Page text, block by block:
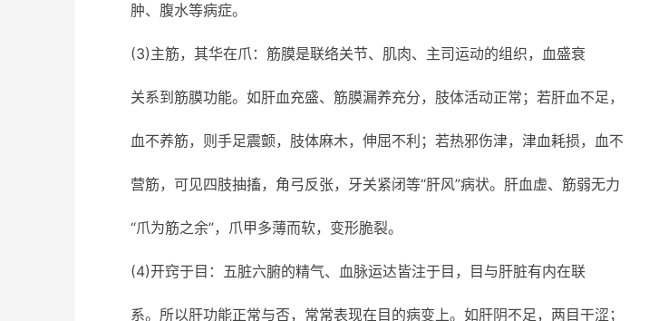
肿、腹水等病症。
(3)主筋，其华在爪：筋膜是联络关节、肌肉、主司运动的组织，血盛衰
关系到筋膜功能。如肝血充盛、筋膜漏养充分，肢体活动正常；若肝血不足，
血不养筋，则手足震颤，肢体麻木，伸屈不利；若热邪伤津，津血耗损，血不
营筋，可见四肢抽搐，角弓反张，牙关紧闭等“肝风”病状。肝血虚、筋弱无力
“爪为筋之余”，爪甲多薄而软，变形脆裂。
(4)开窍于目：五脏六腑的精气、血脉运达皆注于目，目与肝脏有内在联
系。所以肝功能正常与否，常常表现在目的病变上。如肝阴不足，两目干涩；